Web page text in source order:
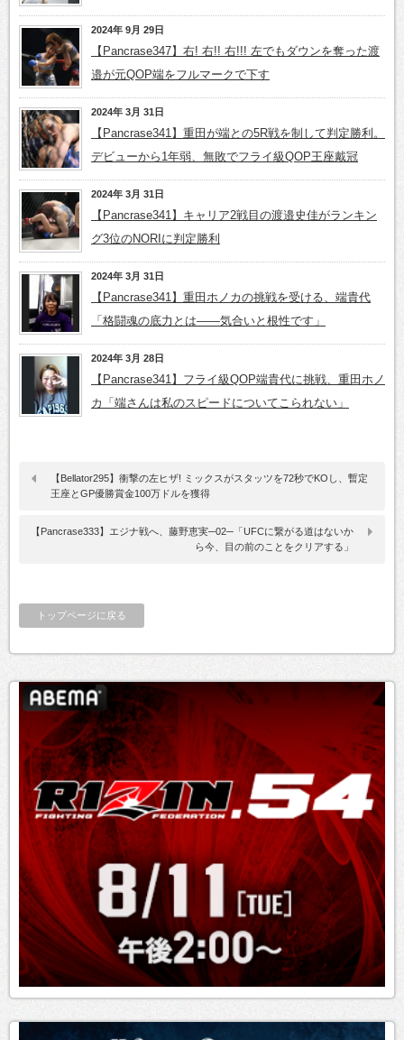
2024年 9月 29日
【Pancrase347】右! 右!! 右!!! 左でもダウンを奪った渡
邉が元QOP端をフルマークで下す
2024年 3月 31日
【Pancrase341】重田が端との5R戦を制して判定勝利。
デビューから1年弱、無敗でフライ級QOP王座戴冠
2024年 3月 31日
【Pancrase341】キャリア2戦目の渡邉史佳がランキン
グ3位のNORIに判定勝利
2024年 3月 31日
【Pancrase341】重田ホノカの挑戦を受ける、端貴代
「格闘魂の底力とは――気合いと根性です」
2024年 3月 28日
【Pancrase341】フライ級QOP端貴代に挑戦、重田ホノ
カ「端さんは私のスピードについてこられない」
【Bellator295】衝撃の左ヒザ! ミックスがスタッツを72秒でKOし、暫定
王座とGP優勝賞金100万ドルを獲得
【Pancrase333】エジナ戦へ、藤野恵実─02─「UFCに繋がる道はないか
ら今、目の前のことをクリアする」
トップページに戻る